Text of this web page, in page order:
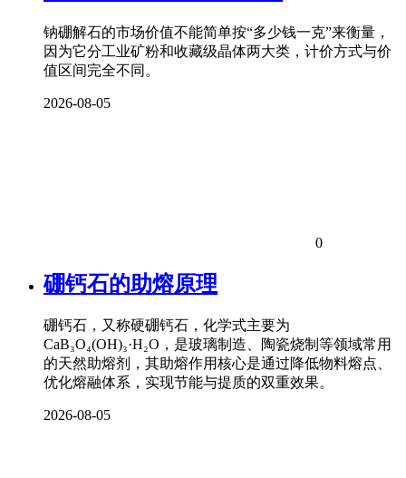
钠硼解石的市场价值不能简单按“多少钱一克”来衡量，
因为它分工业矿粉和收藏级晶体两大类，计价方式与价
值区间完全不同。
2026-08-05
0
硼钙石的助熔原理
硼钙石，又称硬硼钙石，化学式主要为
CaB₃O₄(OH)₃·H₂O，是玻璃制造、陶瓷烧制等领域常用
的天然助熔剂，其助熔作用核心是通过降低物料熔点、
优化熔融体系，实现节能与提质的双重效果。
2026-08-05